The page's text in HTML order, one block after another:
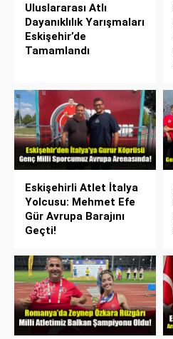
Uluslararası Atlı
Dayanıklılık Yarışmaları
Eskişehir’de
Tamamlandı
Eskişehirli Atlet İtalya
Yolcusu: Mehmet Efe
Gür Avrupa Barajını
Geçti!